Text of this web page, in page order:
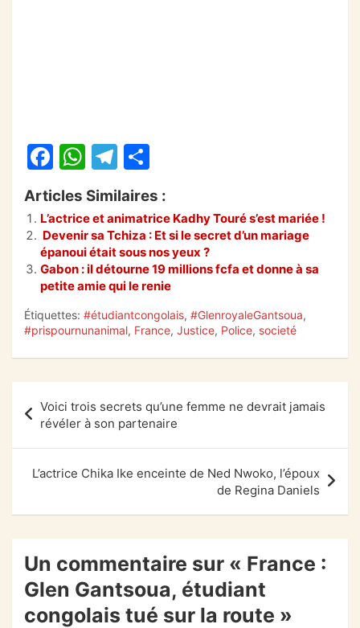
F
a
c
e
b
o
o
k
W
h
at
s
A
p
p
T
el
e
gr
a
m
ta
g
er
Articles Similaires :
L’actrice et animatrice Kadhy Touré s’est mariée !
Devenir sa Tchiza : Et si le secret d’un mariage
épanoui était sous nos yeux ?
Gabon : il détourne 19 millions fcfa et donne à sa
petite amie qui le renie
Étiquettes: #étudiantcongolais, #GlenroyaleGantsoua,
#prispournunanimal, France, Justice, Police, societé
de
l’article
Voici trois secrets qu’une femme ne devrait jamais
révéler à son partenaire
L’actrice Chika Ike enceinte de Ned Nwoko, l’époux
de Regina Daniels
Un commentaire sur « France :
Glen Gantsoua, étudiant
congolais tué sur la route »